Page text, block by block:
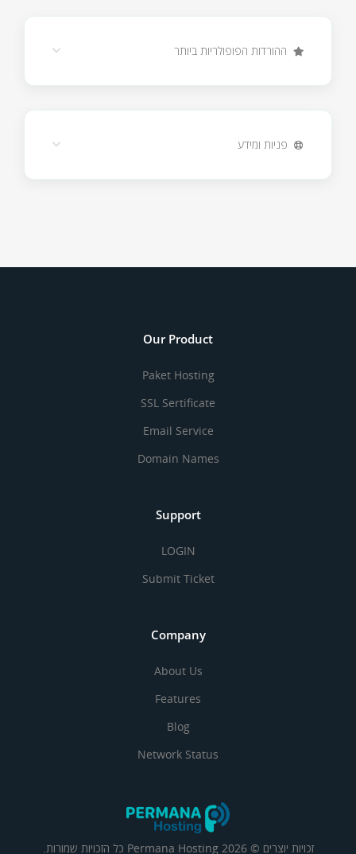
ההורדות הפופולריות ביותר
פניות ומידע
Our Product
Paket Hosting
SSL Sertificate
Email Service
Domain Names
Support
LOGIN
Submit Ticket
Company
About Us
Features
Blog
Network Status
זכויות יוצרים © 2026 Permana Hosting כל הזכויות שמורות.